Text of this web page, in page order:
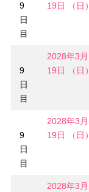
9
日
目
19日 （日）
9
日
目
2028年3月
19日 （日）
9
日
目
2028年3月
19日 （日）
2028年3月